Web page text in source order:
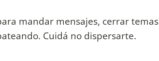
mandar mensajes, cerrar temas
Cuidá no dispersarte.